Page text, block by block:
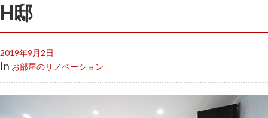
H邸
2019年9月2日
In お部屋のリノベーション